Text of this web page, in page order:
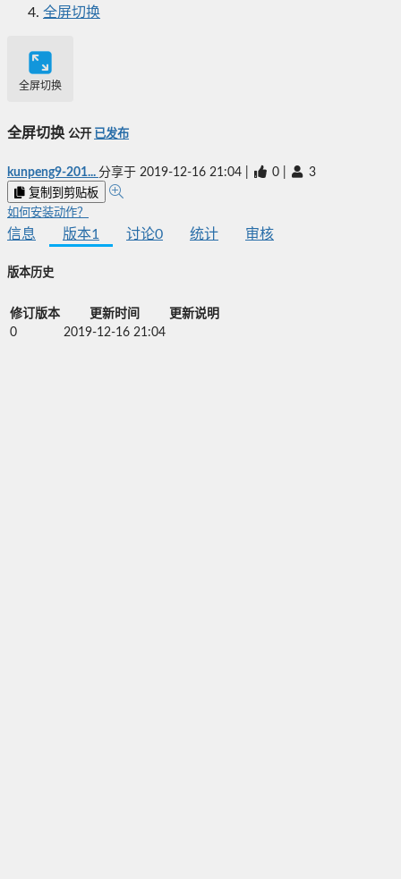
全屏切换
全屏切换
全屏切换 公开 已发布
kunpeng9-201... 分享于 2019-12-16 21:04 0 3
复制到剪贴板
如何安装动作？
信息 版本1 讨论0 统计 审核
版本历史
修订版本 更新时间
更新说明
0
2019-12-16 21:04